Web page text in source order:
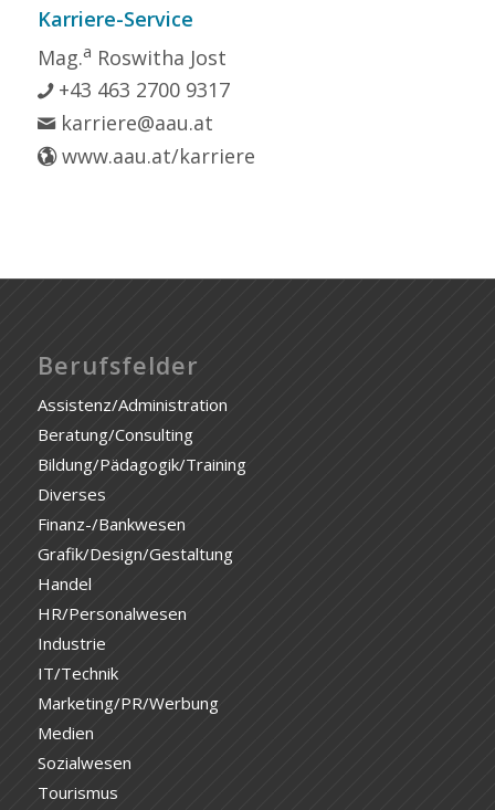
Karriere-Service
Mag.a Roswitha Jost
+43 463 2700 9317
karriere@aau.at
www.aau.at/karriere
Berufsfelder
Assistenz/Administration
Beratung/Consulting
Bildung/Pädagogik/Training
Diverses
Finanz-/Bankwesen
Grafik/Design/Gestaltung
Handel
HR/Personalwesen
Industrie
IT/Technik
Marketing/PR/Werbung
Medien
Sozialwesen
Tourismus